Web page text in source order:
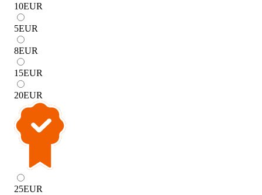
10EUR
5EUR
8EUR
15EUR
20EUR
25EUR